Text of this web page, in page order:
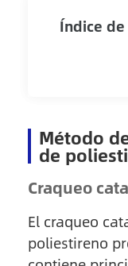
Índice
Método
de
Craqueo
El craqueo
poliestireno